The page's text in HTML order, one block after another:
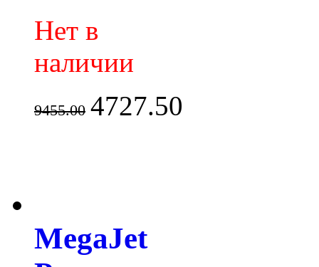
Нет в
наличии
9455.00 4727.50
MegaJet